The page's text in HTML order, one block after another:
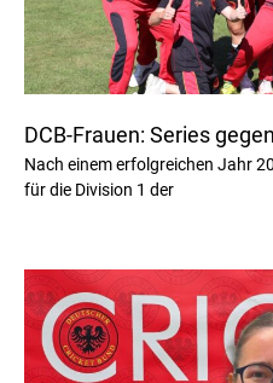
DCB-Frauen: Series
Nach einem erfolgreichen Jahr
für die Division 1 der